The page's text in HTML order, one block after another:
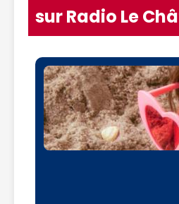
sur Radio Le